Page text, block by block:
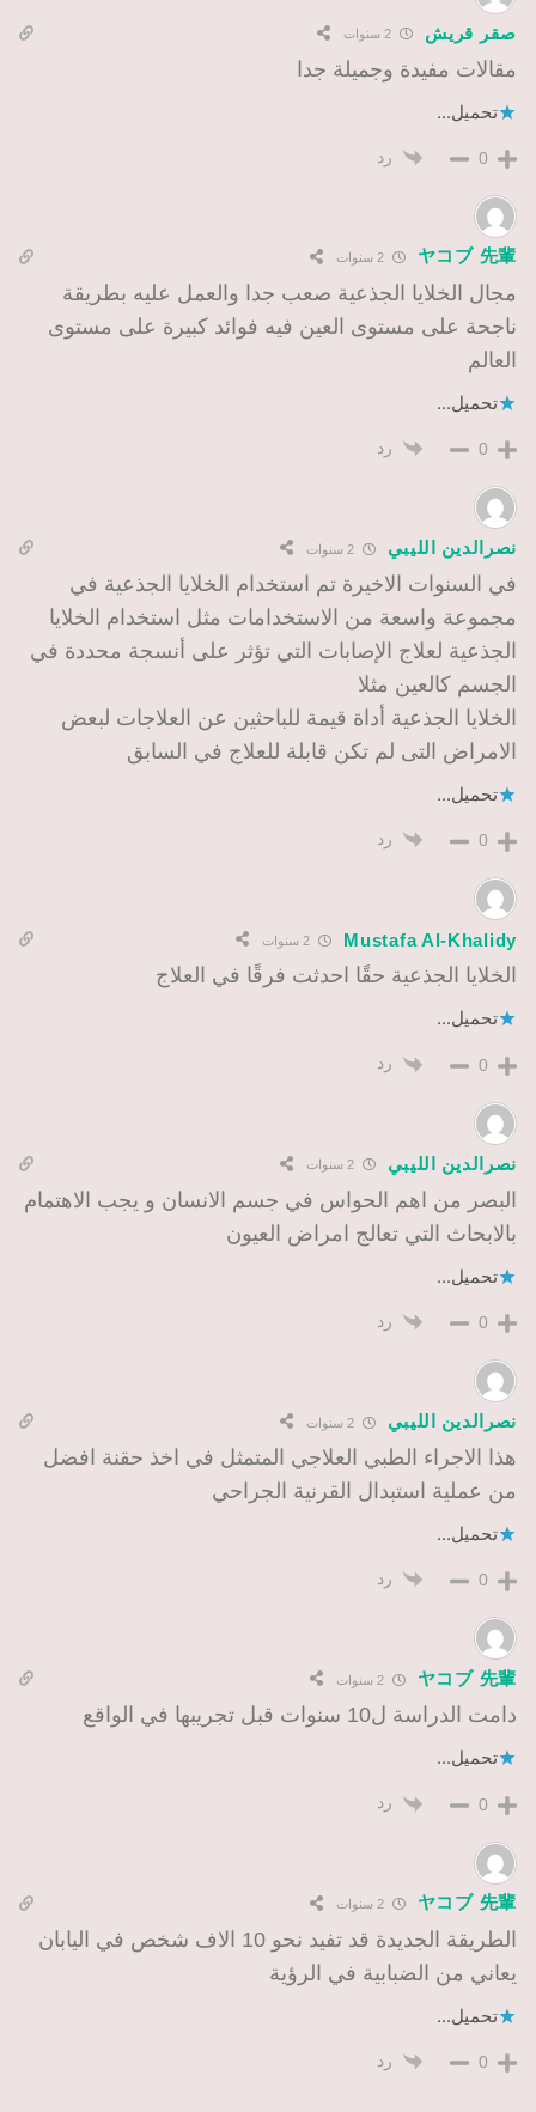
صقر قريش
مقالات مفيدة وجميلة جدا
تحميل...
0 رد
ヤコブ 先輩 2 سنوات
مجال الخلايا الجذعية صعب جدا والعمل عليه بطريقة
ناجحة على مستوى العين فيه فوائد كبيرة على مستوى
العالم
تحميل...
0 رد
نصرالدين الليبي 2 سنوات
في السنوات الاخيرة تم استخدام الخلايا الجذعية في
مجموعة واسعة من الاستخدامات مثل استخدام الخلايا
الجذعية لعلاج الإصابات التي تؤثر على أنسجة محددة في
الجسم كالعين مثلا
الخلايا الجذعية أداة قيمة للباحثين عن العلاجات لبعض
الامراض التى لم تكن قابلة للعلاج في السابق
تحميل...
0 رد
Mustafa Al-Khalidy
الخلايا الجذعية حقًا احدثت فرقًا في العلاج
تحميل...
0 رد
نصرالدين الليبي 2 سنوات
البصر من اهم الحواس في جسم الانسان و يجب الاهتمام
بالابحاث التي تعالج امراض العيون
تحميل...
0 رد
نصرالدين الليبي 2 سنوات
هذا الاجراء الطبي العلاجي المتمثل في اخذ حقنة افضل
من عملية استبدال القرنية الجراحي
تحميل...
0 رد
ヤコブ 先輩 2 سنوات
دامت الدراسة ل10 سنوات قبل تجريبها في الواقع
تحميل...
0 رد
ヤコブ 先輩 2 سنوات
الطريقة الجديدة قد تفيد نحو 10 الاف شخص في اليابان
يعاني من الضبابية في الرؤية
تحميل...
0 رد